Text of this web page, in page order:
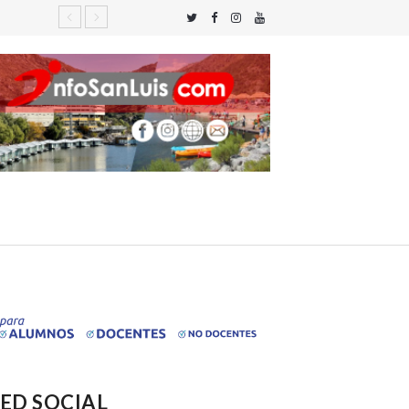
SOCIAL